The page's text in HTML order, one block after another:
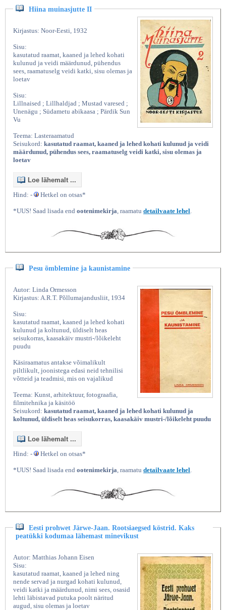
Hiina muinasjutte II
Kirjastus: Noor-Eesti, 1932
Sisu:
kasutatud raamat, kaaned ja lehed kohati
kulunud ja veidi määrdunud, pühendus
sees, raamatuselg veidi katki, sisu olemas ja
loetav
Sisu:
Lillnaised ; Lillhaldjad ; Mustad varesed ;
Unenägu ; Südametu abikaasa ; Pärdik Sun
Vu
Teema: Lasteraamatud
Seisukord: kasutatud raamat, kaaned ja lehed kohati kulunud ja veidi
määrdunud, pühendus sees, raamatuselg veidi katki, sisu olemas ja
loetav
Loe lähemalt ...
Hind: -
Hetkel on otsas*
*UUS! Saad lisada end ootenimekirja, raamatu detailvaate lehel.
Pesu õmblemine ja kaunistamine
Autor: Linda Ormesson
Kirjastus: A.R.T. Põllumajandusliit, 1934
Sisu:
kasutatud raamat, kaaned ja lehed kohati
kulunud ja koltunud, üldiselt heas
seisukorras, kaasakäiv mustri-/lõikeleht
puudu
Käsiraamatus antakse võimalikult
piltlikult, joonistega edasi neid tehnilisi
võtteid ja teadmisi, mis on vajalikud
Teema: Kunst, arhitektuur, fotograafia,
filmitehnika ja käsitöö
Seisukord: kasutatud raamat, kaaned ja lehed kohati kulunud ja
koltunud, üldiselt heas seisukorras, kaasakäiv mustri-/lõikeleht puudu
Loe lähemalt ...
Hind: -
Hetkel on otsas*
*UUS! Saad lisada end ootenimekirja, raamatu detailvaate lehel.
Eesti prohwet Järwe-Jaan. Rootsiaegsed köstrid. Kaks
peatükki kodumaa lähemast minevikust
Autor: Matthias Johann Eisen
Sisu:
kasutatud raamat, kaaned ja lehed ning
nende servad ja nurgad kohati kulunud,
veidi katki ja määrdunud, nimi sees, osasid
lehti läbistavad putuka poolt näritud
augud, sisu olemas ja loetav